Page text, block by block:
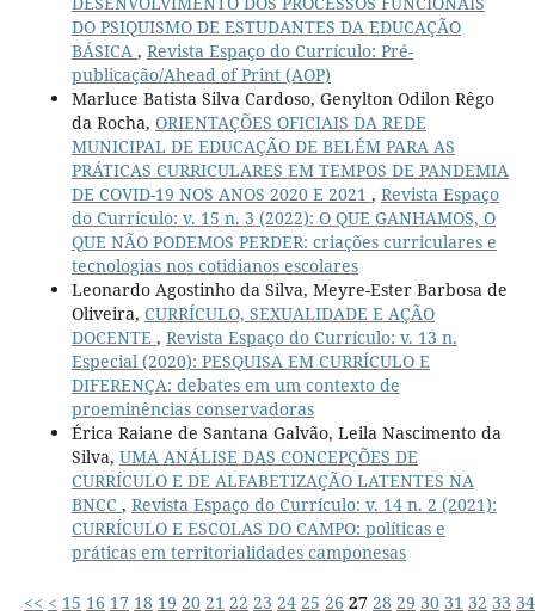
DO PSIQUISMO DE ESTUDANTES DA EDUCAÇÃO
BÁSICA , Revista Espaço do Currículo: Pré-
publicação/Ahead of Print (AOP)
Marluce Batista Silva Cardoso, Genylton Odilon Rêgo
da Rocha, ORIENTAÇÕES OFICIAIS DA REDE
MUNICIPAL DE EDUCAÇÃO DE BELÉM PARA AS
PRÁTICAS CURRICULARES EM TEMPOS DE PANDEMIA
DE COVID-19 NOS ANOS 2020 E 2021 , Revista Espaço
do Currículo: v. 15 n. 3 (2022): O QUE GANHAMOS, O
QUE NÃO PODEMOS PERDER: criações curriculares e
tecnologias nos cotidianos escolares
Leonardo Agostinho da Silva, Meyre-Ester Barbosa de
Oliveira, CURRÍCULO, SEXUALIDADE E AÇÃO
DOCENTE , Revista Espaço do Currículo: v. 13 n.
Especial (2020): PESQUISA EM CURRÍCULO E
DIFERENÇA: debates em um contexto de
proeminências conservadoras
Érica Raiane de Santana Galvão, Leila Nascimento da
Silva, UMA ANÁLISE DAS CONCEPÇÕES DE
CURRÍCULO E DE ALFABETIZAÇÃO LATENTES NA
BNCC , Revista Espaço do Currículo: v. 14 n. 2 (2021):
CURRÍCULO E ESCOLAS DO CAMPO: políticas e
práticas em territorialidades camponesas
<< < 15 16 17 18 19 20 21 22 23 24 25 26 27 28 29 30 31 32 33 34